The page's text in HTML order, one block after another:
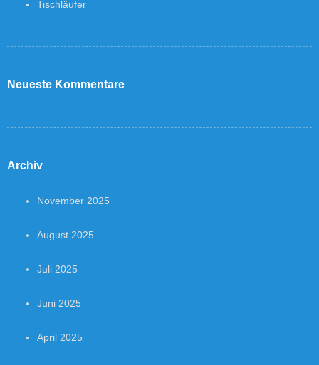
Tischläufer
Neueste Kommentare
Archiv
November 2025
August 2025
Juli 2025
Juni 2025
April 2025